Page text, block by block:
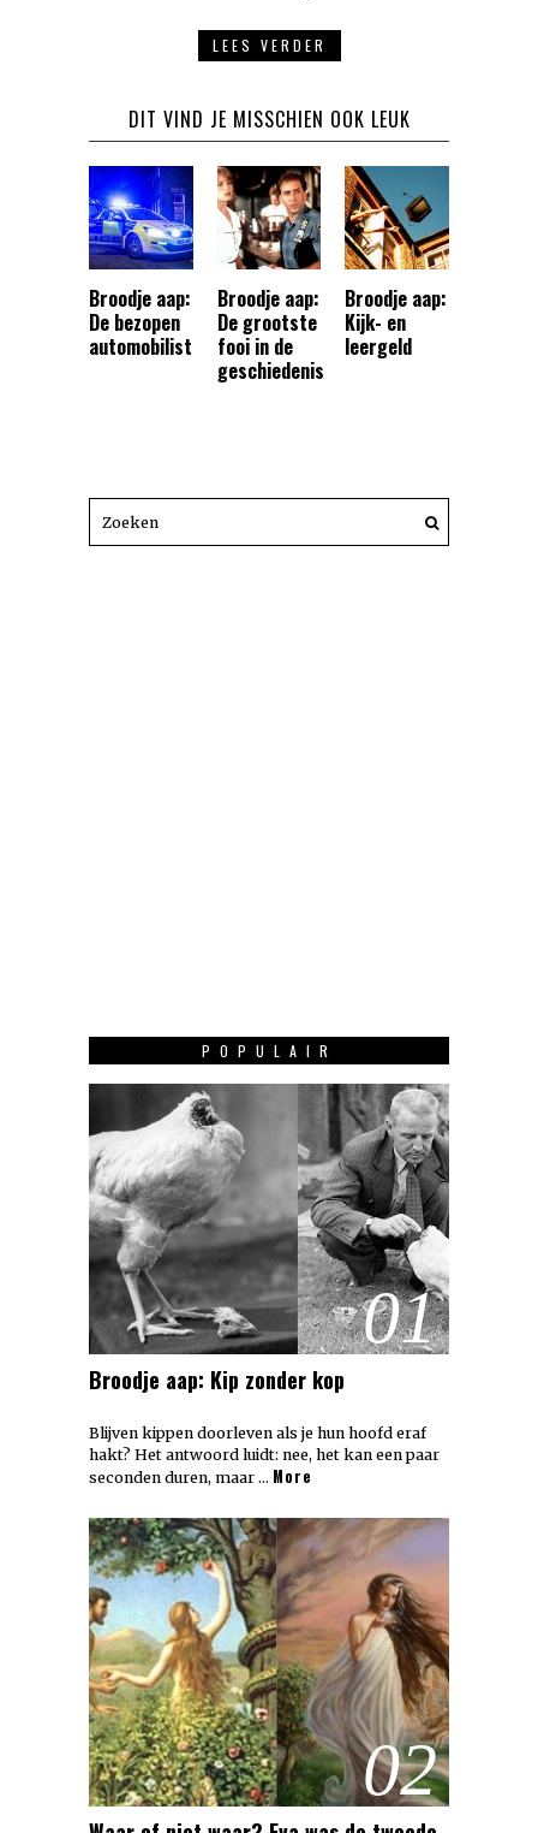
LEES VERDER
DIT VIND JE MISSCHIEN OOK LEUK
Broodje aap:
De bezopen
automobilist
Broodje aap:
De grootste
fooi in de
geschiedenis
Broodje aap:
Kijk- en
leergeld
POPULAIR
01
Broodje aap: Kip zonder kop
Blijven kippen doorleven als je hun hoofd eraf
hakt? Het antwoord luidt: nee, het kan een paar
seconden duren, maar … More
02